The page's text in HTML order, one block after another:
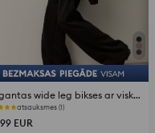
Elegantas wide leg bikses ar viskozes piejaukumu
atsauksmes (1)
EUR